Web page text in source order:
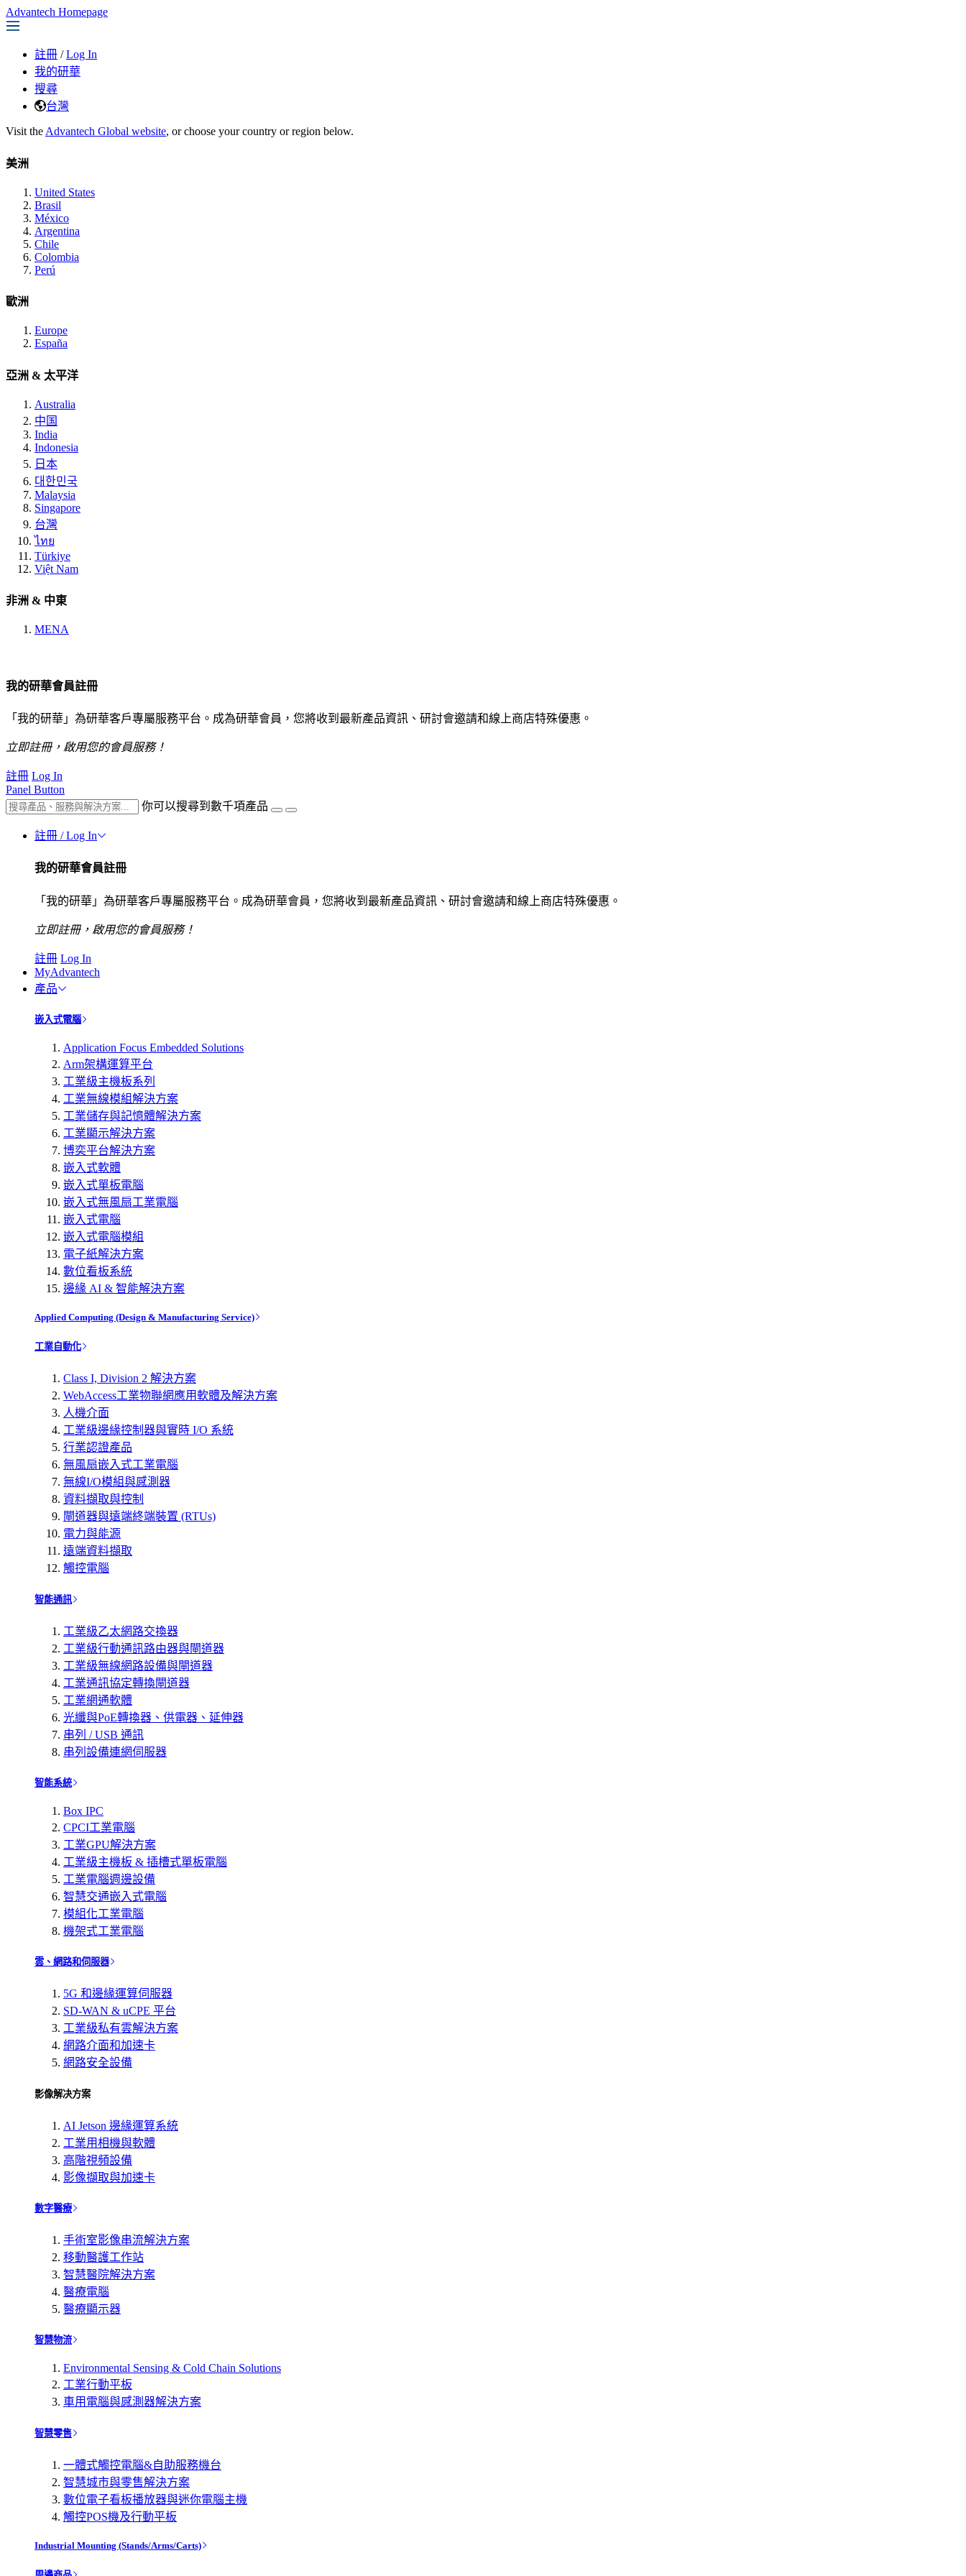
Advantech Homepage
註冊 / Log In
我的研華
搜尋
台灣
Visit the Advantech Global website, or choose your country or region below.
美洲
United States
Brasil
México
Argentina
Chile
Colombia
Perú
歐洲
Europe
España
亞洲 & 太平洋
Australia
中国
India
Indonesia
日本
대한민국
Malaysia
Singapore
台灣
ไทย
Türkiye
Việt Nam
非洲 & 中東
MENA
我的研華會員註冊
「我的研華」為研華客戶專屬服務平台。成為研華會員，您將收到最新產品資訊、研討會邀請和線上商店特殊優惠。
立即註冊，啟用您的會員服務！
註冊 Log In
Panel Button
你可以搜尋到數千項產品
註冊 / Log In
我的研華會員註冊
「我的研華」為研華客戶專屬服務平台。成為研華會員，您將收到最新產品資訊、研討會邀請和線上商店特殊優惠。
立即註冊，啟用您的會員服務！
註冊 Log In
MyAdvantech
產品
嵌入式電腦
Application Focus Embedded Solutions
Arm架構運算平台
工業級主機板系列
工業無線模組解決方案
工業儲存與記憶體解決方案
工業顯示解決方案
博奕平台解決方案
嵌入式軟體
嵌入式單板電腦
嵌入式無風扇工業電腦
嵌入式電腦
嵌入式電腦模組
電子紙解決方案
數位看板系統
邊緣 AI & 智能解決方案
Applied Computing (Design & Manufacturing Service)
工業自動化
Class I, Division 2 解決方案
WebAccess工業物聯網應用軟體及解決方案
人機介面
工業級邊緣控制器與實時 I/O 系統
行業認證產品
無風扇嵌入式工業電腦
無線I/O模組與感測器
資料擷取與控制
閘道器與遠端終端裝置 (RTUs)
電力與能源
遠端資料擷取
觸控電腦
智能通訊
工業級乙太網路交換器
工業級行動通訊路由器與閘道器
工業級無線網路設備與閘道器
工業通訊協定轉換閘道器
工業網通軟體
光纖與PoE轉換器、供電器、延伸器
串列 / USB 通訊
串列設備連網伺服器
智能系統
Box IPC
CPCI工業電腦
工業GPU解決方案
工業級主機板 & 插槽式單板電腦
工業電腦週邊設備
智慧交通嵌入式電腦
模組化工業電腦
機架式工業電腦
雲、網路和伺服器
5G 和邊緣運算伺服器
SD-WAN & uCPE 平台
工業級私有雲解決方案
網路介面和加速卡
網路安全設備
影像解决方案
AI Jetson 邊緣運算系統
工業用相機與軟體
高階視頻設備
影像擷取與加速卡
數字醫療
手術室影像串流解決方案
移動醫護工作站
智慧醫院解決方案
醫療電腦
醫療顯示器
智慧物流
Environmental Sensing & Cold Chain Solutions
工業行動平板
車用電腦與感測器解決方案
智慧零售
一體式觸控電腦&自助服務機台
智慧城市與零售解決方案
數位電子看板播放器與迷你電腦主機
觸控POS機及行動平板
Industrial Mounting (Stands/Arms/Carts)